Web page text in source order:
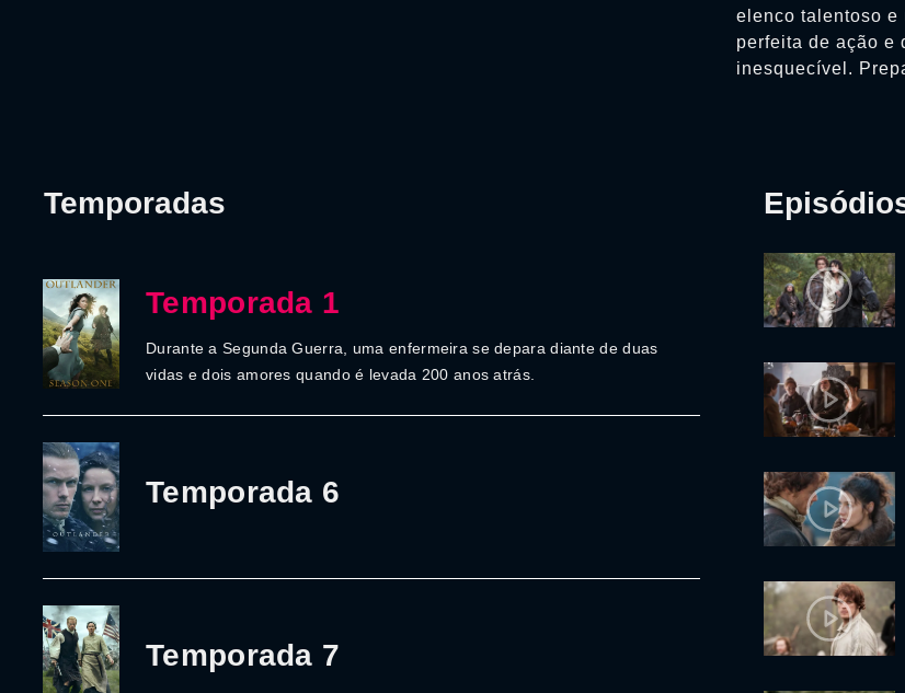
elenco talentoso e
perfeita de ação e
inesquecível.
Temporadas
Temporada 1
Durante a Segunda Guerra, uma enfermeira se depara diante de duas
vidas e dois amores quando é levada 200 anos atrás.
Temporada 6
Temporada 7